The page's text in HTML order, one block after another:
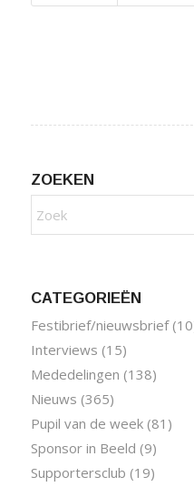
ZOEKEN
CATEGORIEËN
Festibrief/nieuwsbrief
Interviews (15)
Mededelingen (138)
Nieuws (365)
Pupil van de week(81)
Sponsor in Beeld (9)
Supportersclub (19)